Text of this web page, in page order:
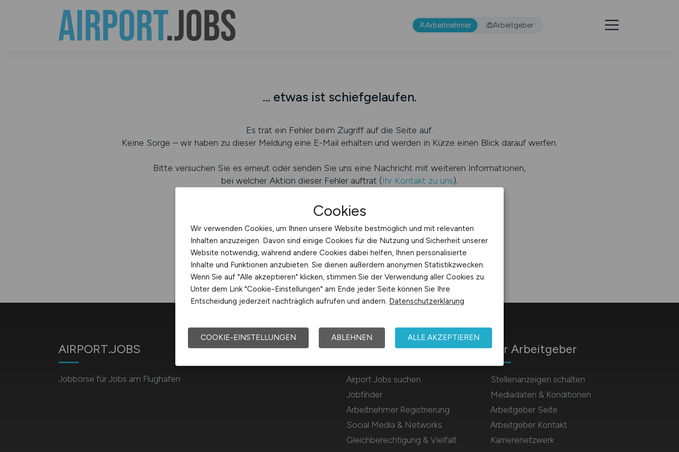
Arbeitnehmer Arbeitgeber
... etwas ist schiefgelaufen.
Es trat ein Fehler beim Zugriff auf die Seite auf.
Keine Sorge – wir haben zu dieser Meldung eine E-Mail erhalten und werden in Kürze einen Blick darauf werfen.
Bitte versuchen Sie es erneut oder senden Sie uns eine Nachricht mit weiteren Informationen,
bei welcher Aktion dieser Fehler auftrat (Ihr Kontakt zu uns).
AIRPORT.JOBS
Jobbörse für Jobs am Flughafen
Für Arbeitnehmer
Airport Jobs suchen
Jobfinder
Arbeitnehmer Registrierung
Social Media & Networks
Gleichberechtigung & Vielfalt
Für Arbeitgeber
Stellenanzeigen schalten
Mediadaten & Konditionen
Arbeitgeber Seite
Arbeitgeber Kontakt
Karrierenetzwerk
Cookies
Wir verwenden Cookies, um Ihnen unsere Website bestmöglich und mit relevanten
Inhalten anzuzeigen. Davon sind einige Cookies für die Nutzung und Sicherheit unserer
Website notwendig, während andere Cookies dabei helfen, Ihnen personalisierte
Inhalte und Funktionen anzubieten. Sie dienen außerdem anonymen Statistikzwecken.
Wenn Sie auf "Alle akzeptieren" klicken, stimmen Sie der Verwendung aller Cookies zu.
Unter dem Link "Cookie-Einstellungen" am Ende jeder Seite können Sie Ihre
Entscheidung jederzeit nachträglich aufrufen und ändern. Datenschutzerklärung
COOKIE-EINSTELLUNGEN ABLEHNEN ALLE AKZEPTIEREN